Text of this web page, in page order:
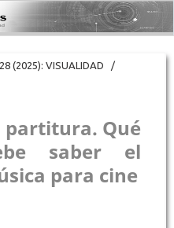
(2025): VISUALIDAD
/
partitura. Qué
saber el
para cine